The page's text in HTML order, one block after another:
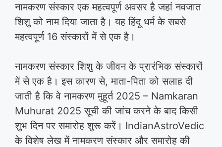
नामकरण संस्कार एक महत्वपूर्ण अवसर है जहां नवजात
शिशु को नाम दिया जाता है। यह हिंदू धर्म के सबसे
महत्वपूर्ण 16 संस्कारों में से एक है।
नामकरण संस्कार शिशु के जीवन के प्रारंभिक संस्कारों
में से एक है। इस कारण से, माता-पिता को सलाह दी
जाती है कि वे नामकरण मुहूर्त 2025 – Namkaran
Muhurat 2025 सूची की जांच करने के बाद किसी
शुभ दिन पर समारोह शुरू करें। IndianAstroVedic
के विशेष लेख में नामकरण संस्कार और समारोह की